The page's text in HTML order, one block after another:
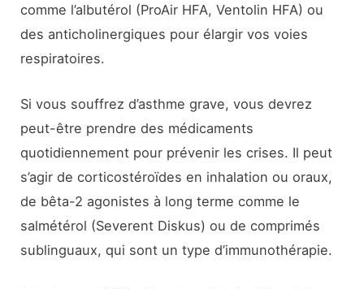
comme l’albutérol (ProAir HFA, Ventolin HFA) ou
des anticholinergiques pour élargir vos voies
respiratoires.
Si vous souffrez d’asthme grave, vous devrez
peut-être prendre des médicaments
quotidiennement pour prévenir les crises. Il peut
s’agir de corticostéroïdes en inhalation ou oraux,
de bêta-2 agonistes à long terme comme le
salmétérol (Severent Diskus) ou de comprimés
sublinguaux, qui sont un type d’immunothérapie.